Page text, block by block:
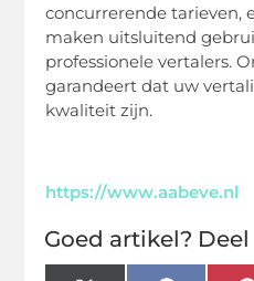
concurrerende tarieven,
maken uitsluitend
professionele vertalers.
garandeert dat uw
kwaliteit zijn.
https://www.aabeve.nl
Goed artikel?